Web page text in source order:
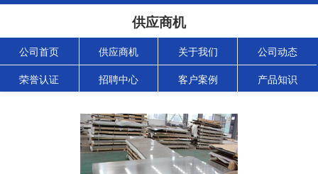
供应商机
公司首页 供应商机 关于我们 公司动态
荣誉认证 招聘中心 客户案例 产品知识